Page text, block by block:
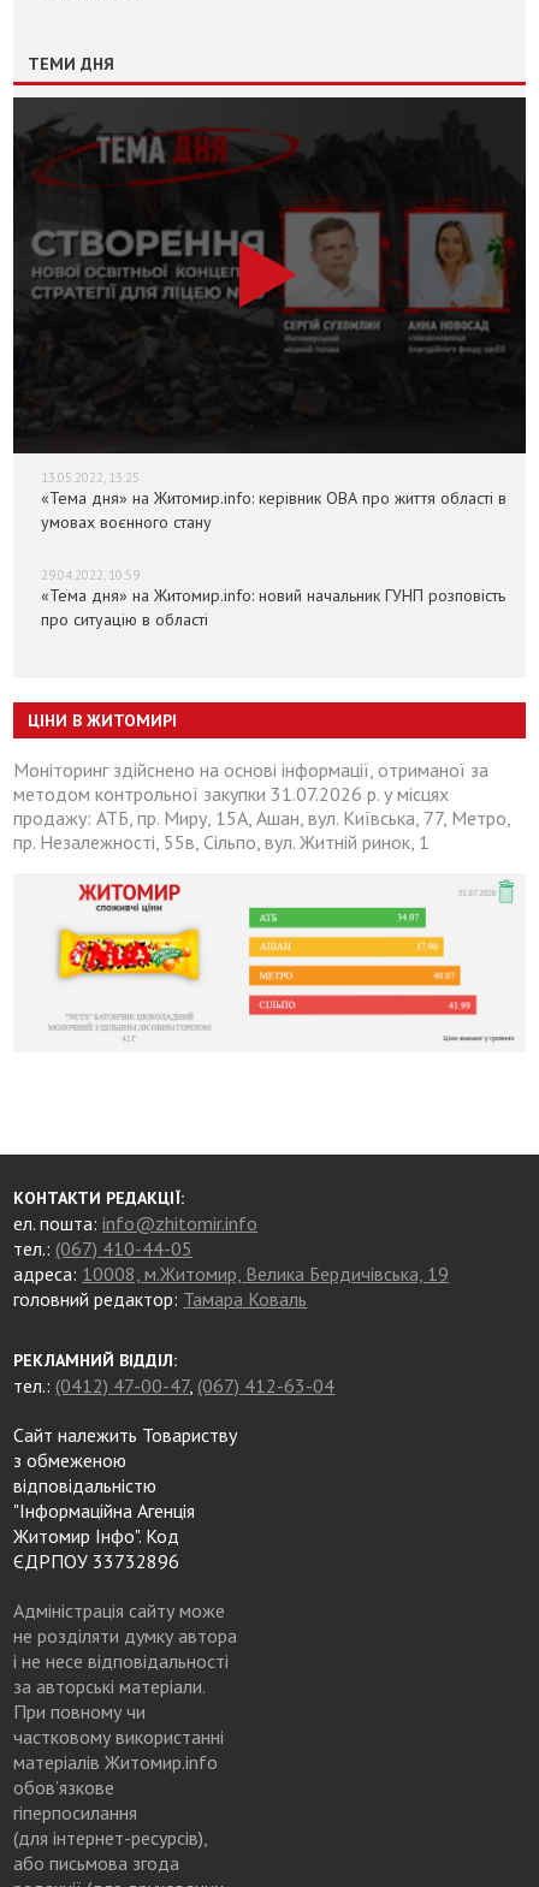
ТЕМИ ДНЯ
13.05.2022, 13:25
«Тема дня» на Житомир.info: керівник ОВА про життя області в
умовах воєнного стану
29.04.2022, 10:59
«Тема дня» на Житомир.info: новий начальник ГУНП розповість
про ситуацію в області
ЦІНИ В ЖИТОМИРІ
Моніторинг здійснено на основі інформації, отриманої за
методом контрольної закупки 31.07.2026 р. у місцях
продажу: АТБ, пр. Миру, 15А, Ашан, вул. Київська, 77, Метро,
пр. Незалежності, 55в, Сільпо, вул. Житній ринок, 1
КОНТАКТИ РЕДАКЦІЇ:
ел. пошта:info@zhitomir.info
тел.: (067) 410-44-05
адреса: 10008, м.Житомир, Велика Бердичівська, 19
головний редактор: Тамара Коваль
РЕКЛАМНИЙ ВІДДІЛ:
тел.: (0412) 47-00-47, (067) 412-63-04
Сайт належить Товариству
з обмеженою
відповідальністю
"Інформаційна Агенція
Житомир Інфо". Код
ЄДРПОУ 33732896
Адміністрація сайту може
не розділяти думку автора
і не несе відповідальності
за авторські матеріали.
При повному чи
частковому використанні
матеріалів Житомир.info
обов’язкове
гіперпосилання
(для інтернет-ресурсів),
або письмова згода